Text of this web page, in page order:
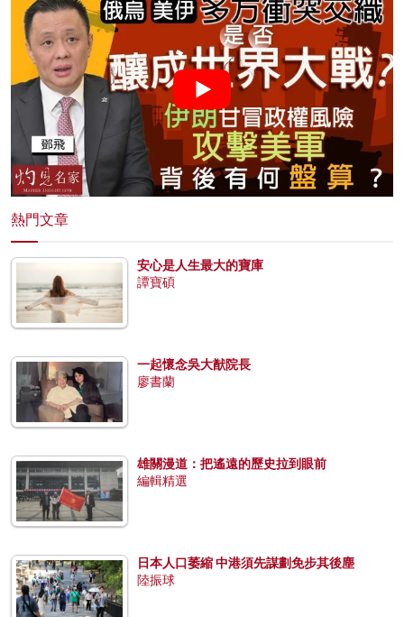
熱門文章
安心是人生最大的寶庫
譚寶碩
一起懷念吳大猷院長
廖書蘭
雄關漫道：把遙遠的歷史拉到眼前
編輯精選
日本人口萎縮 中港須先謀劃免步其後塵
陸振球